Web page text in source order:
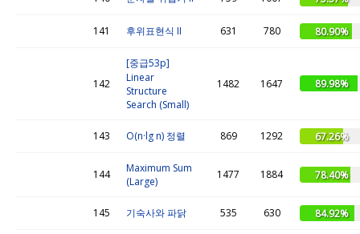
141 후위표현식 II 631 780 80.90%
142
[중급53p]
Linear
Structure
Search (Small)
1482 1647 89.98%
143 O(n·lg n) 정렬 869 1292 67.26%
144
Maximum Sum
(Large)
1477 1884 78.40%
145 기숙사와 파닭 535 630 84.92%